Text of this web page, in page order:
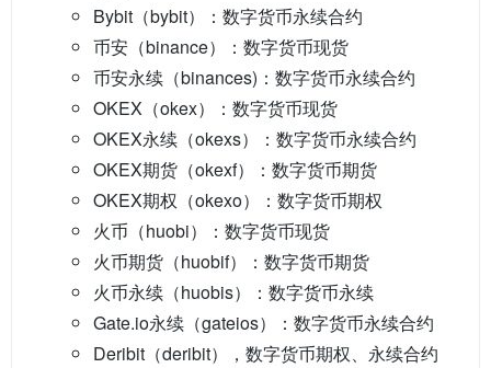
Bybit（bybit）：数字货币永续合约
币安（binance）：数字货币现货
币安永续（binances)：数字货币永续合约
OKEX（okex）：数字货币现货
OKEX永续（okexs）：数字货币永续合约
OKEX期货（okexf）：数字货币期货
OKEX期权（okexo）：数字货币期权
火币（huobi）：数字货币现货
火币期货（huobif）：数字货币期货
火币永续（huobis）：数字货币永续
Gate.io永续（gateios）：数字货币永续合约
Deribit（deribit），数字货币期权、永续合约